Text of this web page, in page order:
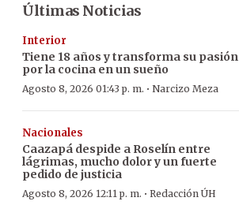
Últimas Noticias
Interior
Tiene 18 años y transforma su pasión
por la cocina en un sueño
Agosto 8, 2026 01:43 p. m. · Narcizo Meza
Nacionales
Caazapá despide a Roselín entre
lágrimas, mucho dolor y un fuerte
pedido de justicia
Agosto 8, 2026 12:11 p. m. · Redacción ÚH